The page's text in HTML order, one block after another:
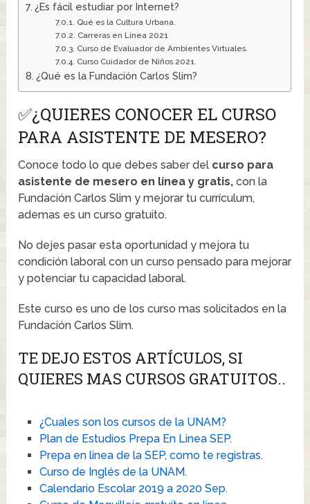
¿Es fácil estudiar por Internet?
Qué es la Cultura Urbana.
Carreras en Línea 2021
Curso de Evaluador de Ambientes Virtuales.
Curso Cuidador de Niños 2021.
¿Qué es la Fundación Carlos Slim?
✅¿QUIERES CONOCER EL CURSO
PARA ASISTENTE DE MESERO?
Conoce todo lo que debes saber del curso para
asistente de mesero en línea y gratis,con la
Fundación Carlos Slim y mejorar tu currículum,
ademas es un curso gratuito.
No dejes pasar esta oportunidad y mejora tu
condición laboral con un curso pensado para mejorar
y potenciar tu capacidad laboral.
Este curso es uno de los curso mas solicitados en la
Fundación Carlos Slim.
TE DEJO ESTOS ARTÍCULOS, SI
QUIERES MAS CURSOS GRATUITOS..
¿Cuales son los cursos de la UNAM?
Plan de Estudios Prepa En Linea SEP.
Prepa en linea de la SEP, como te registras.
Curso de Inglés de la UNAM.
Calendario Escolar 2019 a 2020 Sep.